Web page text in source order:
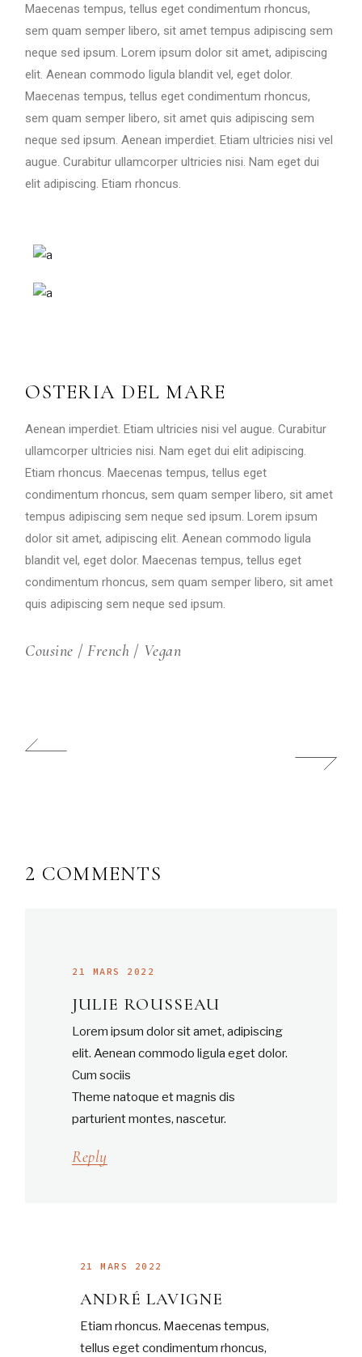
Maecenas tempus, tellus eget condimentum rhoncus,
sem quam semper libero, sit amet tempus adipiscing sem
neque sed ipsum. Lorem ipsum dolor sit amet, adipiscing
elit. Aenean commodo ligula blandit vel, eget dolor.
Maecenas tempus, tellus eget condimentum rhoncus,
sem quam semper libero, sit amet quis adipiscing sem
neque sed ipsum. Aenean imperdiet. Etiam ultricies nisi vel
augue. Curabitur ullamcorper ultricies nisi. Nam eget dui
elit adipiscing. Etiam rhoncus.
OSTERIA DEL MARE
Aenean imperdiet. Etiam ultricies nisi vel augue. Curabitur
ullamcorper ultricies nisi. Nam eget dui elit adipiscing.
Etiam rhoncus. Maecenas tempus, tellus eget
condimentum rhoncus, sem quam semper libero, sit amet
tempus adipiscing sem neque sed ipsum. Lorem ipsum
dolor sit amet, adipiscing elit. Aenean commodo ligula
blandit vel, eget dolor. Maecenas tempus, tellus eget
condimentum rhoncus, sem quam semper libero, sit amet
quis adipiscing sem neque sed ipsum.
Cousine / French / Vegan
2 COMMENTS
JULIE ROUSSEAU
21 MARS 2022
Lorem ipsum dolor sit amet, adipiscing
elit. Aenean commodo ligula eget dolor.
Cum sociis
Theme natoque et magnis dis
parturient montes, nascetur.
Reply
ANDRÉ LAVIGNE
21 MARS 2022
Etiam rhoncus. Maecenas tempus,
tellus eget condimentum rhoncus,